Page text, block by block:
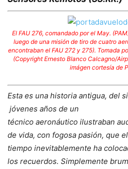
El FAU 276, comandado por el May.
luego de una misión de tiro de cuatro
encontraban el FAU 272 y 275). Tomada
(Copyright Ernesto Blanco Calcagno/
imágen cortesía de
Esta es una historia antigua, del
jóvenes años de un
técnico aeronáutico ilustraban
de vida, con fogosa pasión, que
tiempo inevitablemente ha
los recuerdos. Simplemente